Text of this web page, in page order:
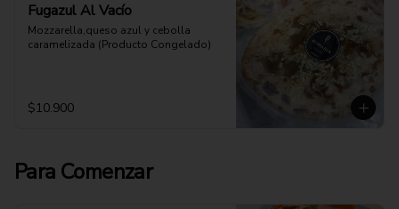
Fugazul Al Vacío
Mozzarella,queso azul y cebolla
caramelizada (Producto Congelado)
$10.900
Para Comenzar